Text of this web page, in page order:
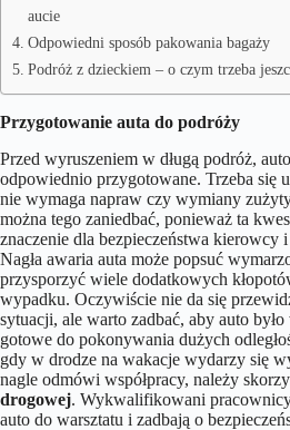
aucie
Odpowiedni sposób pakowania bagaży
Podróż z dzieckiem – o czym trzeba
Przygotowanie auta do podróży
Przed wyruszeniem w długą podróż,
odpowiednio przygotowane. Trzeba się
nie wymaga napraw czy wymiany
można tego zaniedbać, ponieważ ta
znaczenie dla bezpieczeństwa kierowcy
Nagła awaria auta może popsuć
przysporzyć wiele dodatkowych
wypadku. Oczywiście nie da się
sytuacji, ale warto zadbać, aby auto było
gotowe do pokonywania dużych
gdy w drodze na wakacje wydarzy się
nagle odmówi współpracy, należy
drogowej. Wykwalifikowani
auto do warsztatu i zadbają o